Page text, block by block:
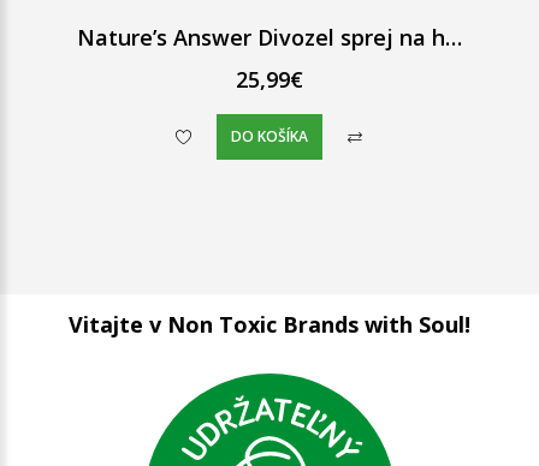
Nature’s Answer Divozel sprej na hrdlo bez alkoholu 60 ml
25,99€
DO KOŠÍKA
Vitajte v Non Toxic Brands with Soul!